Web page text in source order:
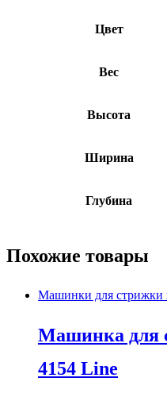
Цвет
Вес
Высота
Ширина
Глубина
Похожие товары
Машинки для стрижки
Машинка для
4154 Line